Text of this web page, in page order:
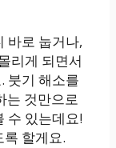
바로 눕거나,
리게 되면서
붓기 해소를
는 것만으로
수 있는데요!
할게요.